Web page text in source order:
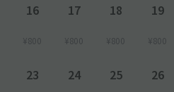
16
¥800
17
¥800
18
¥800
19
¥800
23 24 25 26